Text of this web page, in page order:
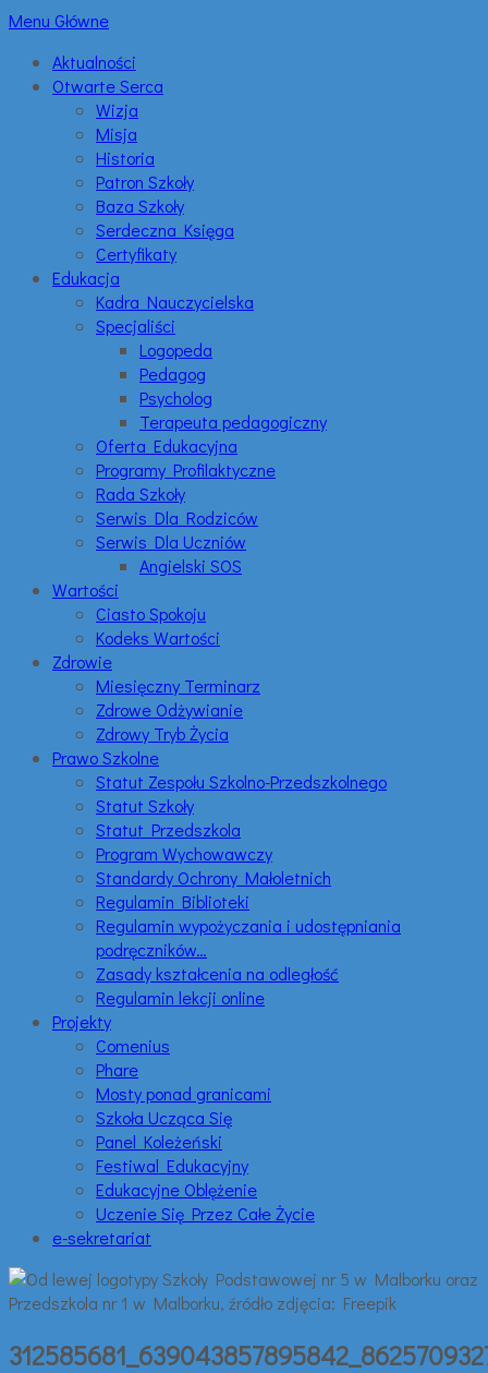
Menu Główne
Aktualności
Otwarte Serca
Wizja
Misja
Historia
Patron Szkoły
Baza Szkoły
Serdeczna Księga
Certyfikaty
Edukacja
Kadra Nauczycielska
Specjaliści
Logopeda
Pedagog
Psycholog
Terapeuta pedagogiczny
Oferta Edukacyjna
Programy Profilaktyczne
Rada Szkoły
Serwis Dla Rodziców
Serwis Dla Uczniów
Angielski SOS
Wartości
Ciasto Spokoju
Kodeks Wartości
Zdrowie
Miesięczny Terminarz
Zdrowe Odżywianie
Zdrowy Tryb Życia
Prawo Szkolne
Statut Zespołu Szkolno-Przedszkolnego
Statut Szkoły
Statut Przedszkola
Program Wychowawczy
Standardy Ochrony Małoletnich
Regulamin Biblioteki
Regulamin wypożyczania i udostępniania
podręczników…
Zasady kształcenia na odległość
Regulamin lekcji online
Projekty
Comenius
Phare
Mosty ponad granicami
Szkoła Ucząca Się
Panel Koleżeński
Festiwal Edukacyjny
Edukacyjne Oblężenie
Uczenie Się Przez Całe Życie
e-sekretariat